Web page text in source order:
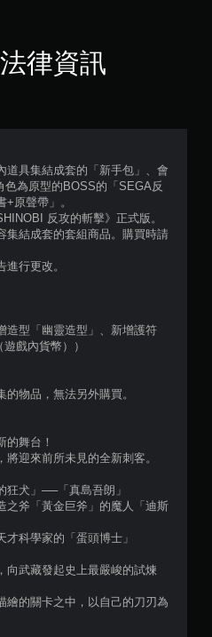
5
顆
，
5
評
律資訊
道具集結成套的「新手包」、會
為原型的BOSS的「SEGA反
原聲帶」。
反攻的斬擊》正式版。
結成套的套組商品。購買時請
行更改。
型「幽靈造型」、新增護符
戲內貨幣））
物品，無法另外購買。
的舞台！
迎來前所未見的全新刺客。
狂犬」──「真島吾朗」
之斧「黃金巨斧」的魔人「迪斯
才科學家的「蛋頭博士」
向武藏發起史上最嚴峻的試煉
繪的關卡之中，以自己的刀刃為